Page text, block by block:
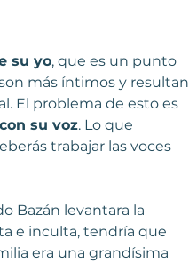
su yo, que es un punto
más íntimos y resultan
El problema de esto es
su voz. Lo que
trabajar las voces
Bazán levantara la
e inculta, tendría que
era una grandísima